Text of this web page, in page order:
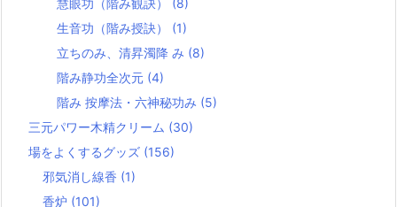
慧眼功（階み観訣） (8)
生音功（階み授訣） (1)
立ちのみ、清昇濁降 み (8)
階み静功全次元 (4)
階み 按摩法・六神秘功み (5)
三元パワー木精クリーム (30)
場をよくするグッズ (156)
邪気消し線香 (1)
香炉 (101)